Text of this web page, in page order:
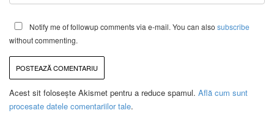
Notify me of followup comments via e-mail. You can also subscribe
without commenting.
Acest sit folosește Akismet pentru a reduce spamul. Află cum sunt
procesate datele comentariilor tale.